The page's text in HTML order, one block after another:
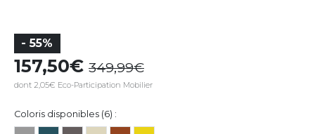
- 55%
157,50 349,99
dont 2,05€ Eco-Participation Mobilier
Coloris disponibles (6) :